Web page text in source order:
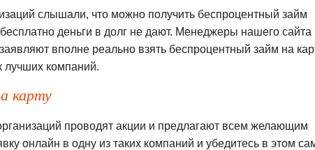
слышали, что можно получить беспроцентный займ
деньги в долг не дают. Менеджеры нашего сайта
вполне реально взять беспроцентный займ на
лучших компаний.
карту
проводят акции и предлагают всем желающим
онлайн в одну из таких компаний и убедитесь в этом